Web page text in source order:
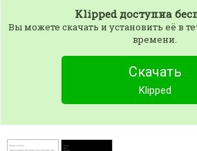
Klippedдоступна
Вы можете скачать и установить её в
времени.
Скачать
Klipped